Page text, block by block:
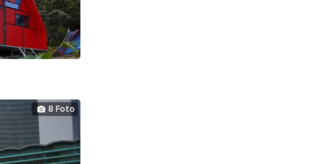
8 Foto